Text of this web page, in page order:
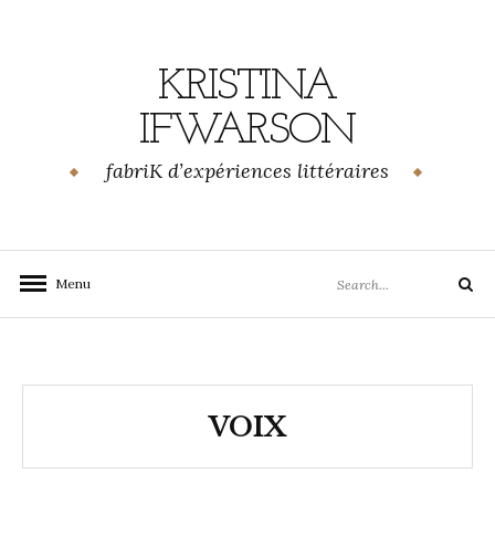
KRISTINA
IFWARSON
fabriK d’expériences littéraires
Menu
for:
Search
VOIX